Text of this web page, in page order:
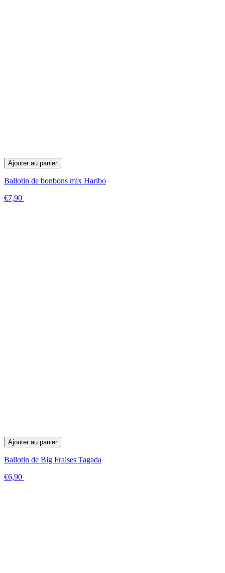
Ajouter au panier
Ballotin de bonbons mix Haribo
€7,90
Ajouter au panier
Ballotin de Big Fraises Tagada
€6,90